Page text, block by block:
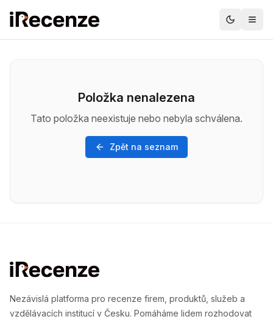
Položka nenalezena
Tato položka neexistuje nebo nebyla schválena.
Zpět na seznam
Nezávislá platforma pro recenze firem, produktů, služeb a
vzdělávacích institucí v Česku. Pomáháme lidem rozhodovat